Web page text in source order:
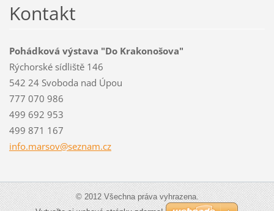
Kontakt
Pohádková výstava "Do Krakonošova"
Rýchorské sídliště 146
542 24 Svoboda nad Úpou
777 070 986
499 692 953
499 871 167
info.marsov@seznam.cz
© 2012 Všechna práva vyhrazena.